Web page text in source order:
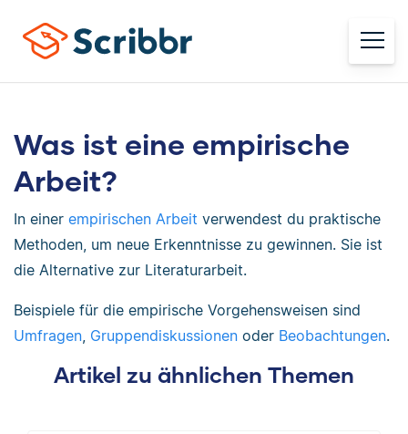
Was ist eine empirische
Arbeit?
In einer empirischen Arbeit verwendest du praktische
Methoden, um neue Erkenntnisse zu gewinnen. Sie ist
die Alternative zur Literaturarbeit.
Beispiele für die empirische Vorgehensweisen sind
Umfragen, Gruppendiskussionen oder Beobachtungen.
Artikel zu ähnlichen Themen